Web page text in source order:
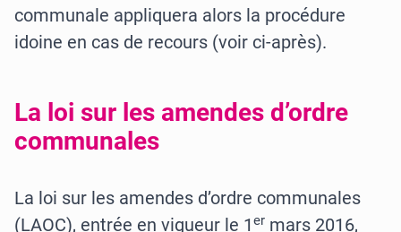
communale appliquera alors la procédure
idoine en cas de recours (voir ci-après).
La loi sur les amendes d’ordre
communales
La loi sur les amendes d’ordre communales
(LAOC), entrée en vigueur le 1er mars 2016,